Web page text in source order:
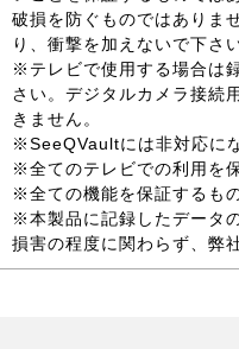
破損を防ぐものではありま
り、衝撃を加えないで下さい
※テレビで使用する場合は
さい。デジタルカメラ接続
きません。
※SeeQVaultには非対応に
※全てのテレビでの利用を
※全ての機能を保証するも
※本製品に記録したデータ
損害の程度に関わらず、弊